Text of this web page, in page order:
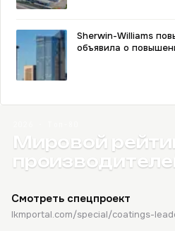
Sherwin-Williams
объявила о
Мировой
Смотреть спецпроект
lkmportal.com/special/coatings-